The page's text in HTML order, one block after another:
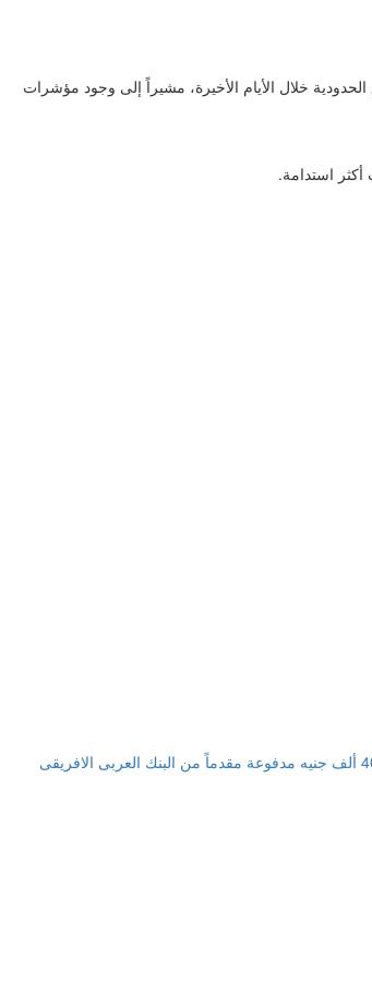
الحدودية خلال الأيام الأخيرة، مشيراً إلى وجود مؤشرات
أكثر استدامة.
أفضل استثمار في شهادات ادخار 2025.. هتكسب 400 ألف جنيه مدفوعة مقدماً من البنك العربى الافريقى